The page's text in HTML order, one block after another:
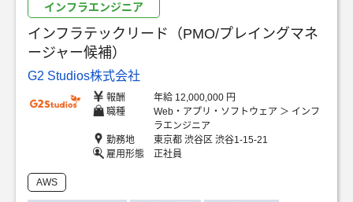
インフラエンジニア
インフラテックリード（PMO/プレイングマネ
ージャー候補）
G2 Studios株式会社
報酬
年給 12,000,000 円
職種
Web・アプリ・ソフトウェア ＞ インフ
ラエンジニア
勤務地
東京都 渋谷区 渋谷1-15-21
雇用形態
正社員
AWS